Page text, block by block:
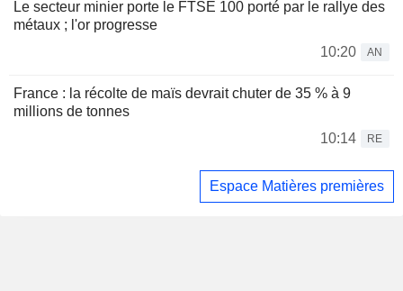
Le secteur minier porte le FTSE 100 porté par le rallye des
métaux ; l'or progresse
10:20
AN
France : la récolte de maïs devrait chuter de 35 % à 9
millions de tonnes
10:14
RE
Espace Matières premières